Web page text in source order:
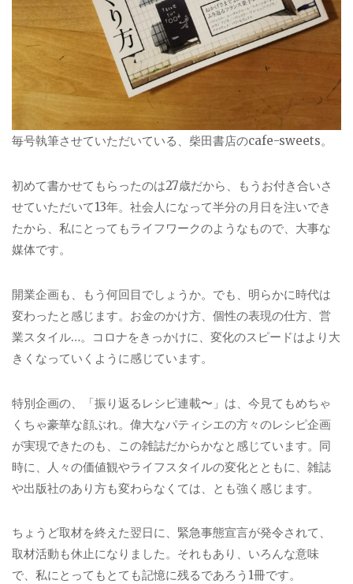
毎号執筆させていただいている、柴田書店のcafe-sweets。
初めて書かせてもらったのは27歳だから、もうお付き合いさ
せていただいて13年。社会人になって半分の月日を注いでき
たから、私にとってもライフワークのようなもので、大事な
媒体です。
開業企画も、もう何回目でしょうか。でも、明らかに時代は
変わったと感じます。お金のかけ方、個性の表現の仕方、営
業スタイル…。コロナをきっかけに、変化のスピードはより大
きくなっていくように感じています。
特別企画の、「振り返るレシピ連載〜」は、今見てもめちゃ
くちゃ豪華な顔ぶれ。偉大なパティシエの方々のレシピ企画
が実現できたのも、この雑誌だからかなと感じています。同
時に、人々の価値観やライフスタイルの変化とともに、雑誌
や出版社のあり方も変わらなくては、とも強く感じます。
ちょうど取材を終えた翌日に、緊急事態宣言が発令されて、
取材活動も休止になりました。それもあり、いろんな意味
で、私にとってもとても記憶に残るであろう1冊です。